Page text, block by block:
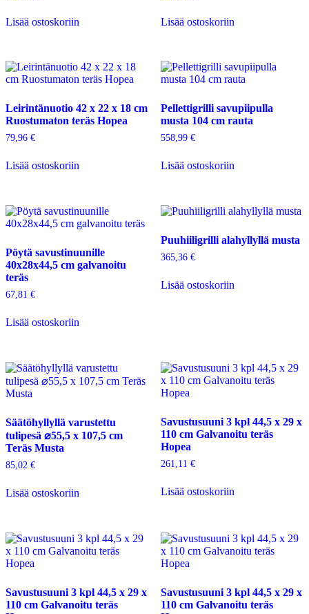
Lisää ostoskoriin Lisää ostoskoriin
Leirintänuotio 42 x 22 x 18 cm
Ruostumaton teräs Hopea
79,96 €
Lisää ostoskoriin
Pellettigrilli savupiipulla
musta 104 cm rauta
558,99 €
Lisää ostoskoriin
Pöytä savustinuunille
40x28x44,5 cm galvanoitu
teräs
67,81 €
Lisää ostoskoriin
Puuhiiligrilli alahyllyllä musta
365,36 €
Lisää ostoskoriin
Säätöhyllyllä varustettu
tulipesä ⌀55,5 x 107,5 cm
Teräs Musta
85,02 €
Lisää ostoskoriin
Savustusuuni 3 kpl 44,5 x 29 x
110 cm Galvanoitu teräs
Hopea
261,11 €
Lisää ostoskoriin
Savustusuuni 3 kpl 44,5 x 29 x
110 cm Galvanoitu teräs
Savustusuuni 3 kpl 44,5 x 29 x
110 cm Galvanoitu teräs